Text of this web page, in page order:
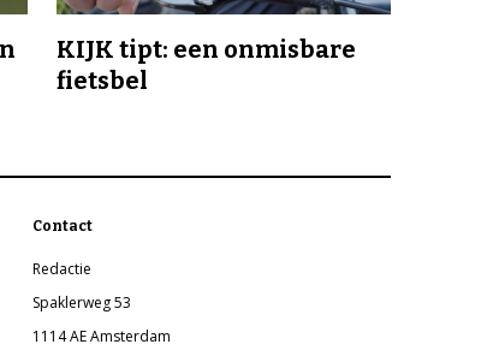
KIJK tipt: een onmisbare
fietsbel
Contact
Redactie
Spaklerweg 53
1114 AE Amsterdam